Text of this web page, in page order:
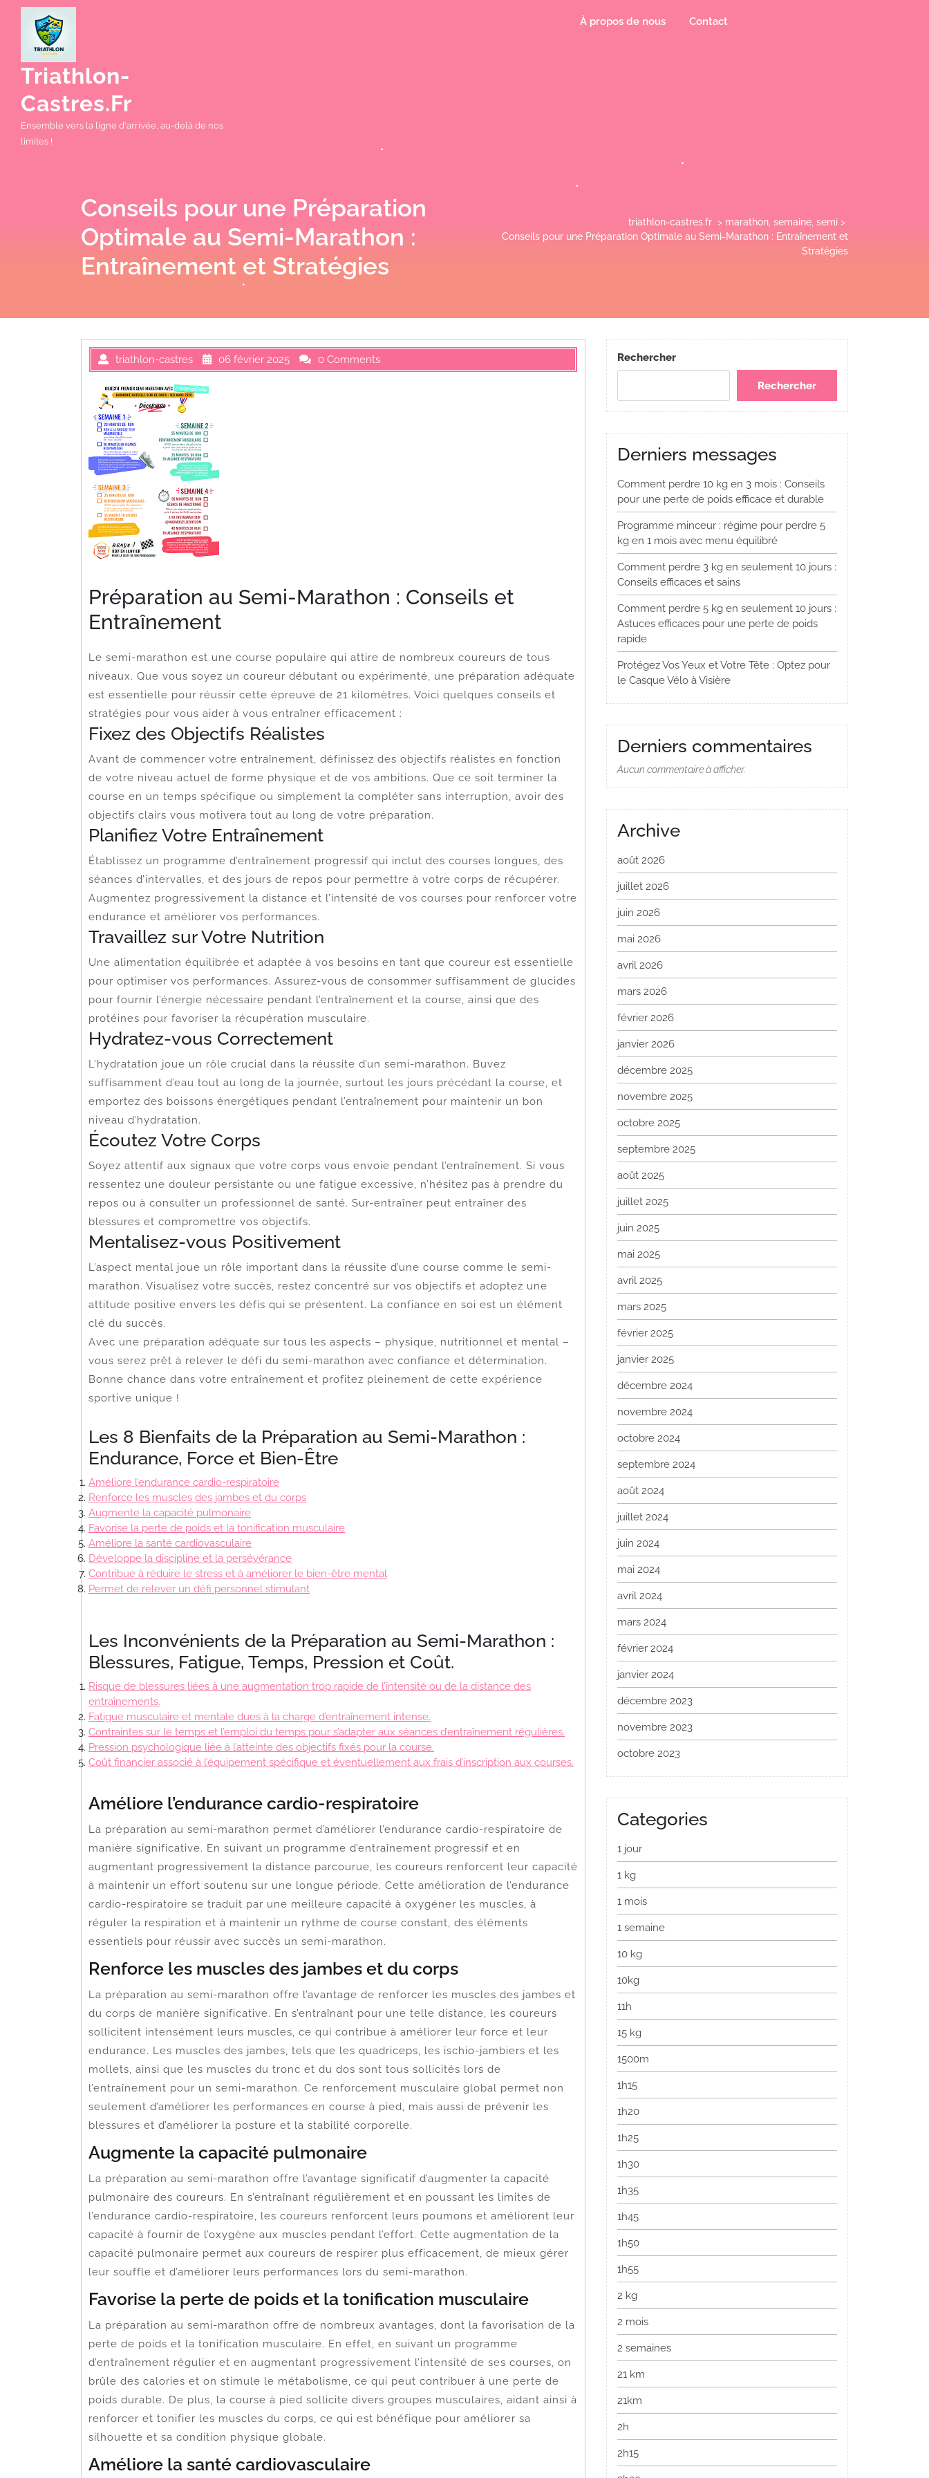
Triathlon-
Castres.fr
Ensemble vers la ligne d'arrivée, au-delà de nos
limites !
À propos de nous Contact
Conseils pour une Préparation
Optimale au Semi-Marathon :
Entraînement et Stratégies
triathlon-castres.fr > marathon, semaine, semi >
Conseils pour une Préparation Optimale au Semi-Marathon : Entraînement et
Stratégies
triathlon-castres 06 février 2025 0 Comments
Préparation au Semi-Marathon : Conseils et
Entraînement
Le semi-marathon est une course populaire qui attire de nombreux coureurs de tous
niveaux. Que vous soyez un coureur débutant ou expérimenté, une préparation adéquate
est essentielle pour réussir cette épreuve de 21 kilomètres. Voici quelques conseils et
stratégies pour vous aider à vous entraîner efficacement :
Fixez des Objectifs Réalistes
Avant de commencer votre entraînement, définissez des objectifs réalistes en fonction
de votre niveau actuel de forme physique et de vos ambitions. Que ce soit terminer la
course en un temps spécifique ou simplement la compléter sans interruption, avoir des
objectifs clairs vous motivera tout au long de votre préparation.
Planifiez Votre Entraînement
Établissez un programme d’entraînement progressif qui inclut des courses longues, des
séances d’intervalles, et des jours de repos pour permettre à votre corps de récupérer.
Augmentez progressivement la distance et l’intensité de vos courses pour renforcer votre
endurance et améliorer vos performances.
Travaillez sur Votre Nutrition
Une alimentation équilibrée et adaptée à vos besoins en tant que coureur est essentielle
pour optimiser vos performances. Assurez-vous de consommer suffisamment de glucides
pour fournir l’énergie nécessaire pendant l’entraînement et la course, ainsi que des
protéines pour favoriser la récupération musculaire.
Hydratez-vous Correctement
L’hydratation joue un rôle crucial dans la réussite d’un semi-marathon. Buvez
suffisamment d’eau tout au long de la journée, surtout les jours précédant la course, et
emportez des boissons énergétiques pendant l’entraînement pour maintenir un bon
niveau d’hydratation.
Écoutez Votre Corps
Soyez attentif aux signaux que votre corps vous envoie pendant l’entraînement. Si vous
ressentez une douleur persistante ou une fatigue excessive, n’hésitez pas à prendre du
repos ou à consulter un professionnel de santé. Sur-entraîner peut entraîner des
blessures et compromettre vos objectifs.
Mentalisez-vous Positivement
L’aspect mental joue un rôle important dans la réussite d’une course comme le semi-
marathon. Visualisez votre succès, restez concentré sur vos objectifs et adoptez une
attitude positive envers les défis qui se présentent. La confiance en soi est un élément
clé du succès.
Avec une préparation adéquate sur tous les aspects – physique, nutritionnel et mental –
vous serez prêt à relever le défi du semi-marathon avec confiance et détermination.
Bonne chance dans votre entraînement et profitez pleinement de cette expérience
sportive unique !
Les 8 Bienfaits de la Préparation au Semi-Marathon :
Endurance, Force et Bien-Être
Améliore l’endurance cardio-respiratoire
Renforce les muscles des jambes et du corps
Augmente la capacité pulmonaire
Favorise la perte de poids et la tonification musculaire
Améliore la santé cardiovasculaire
Développe la discipline et la persévérance
Contribue à réduire le stress et à améliorer le bien-être mental
Permet de relever un défi personnel stimulant
Les Inconvénients de la Préparation au Semi-Marathon :
Blessures, Fatigue, Temps, Pression et Coût.
Risque de blessures liées à une augmentation trop rapide de l’intensité ou de la distance des
entraînements.
Fatigue musculaire et mentale dues à la charge d’entraînement intense.
Contraintes sur le temps et l’emploi du temps pour s’adapter aux séances d’entraînement régulières.
Pression psychologique liée à l’atteinte des objectifs fixés pour la course.
Coût financier associé à l’équipement spécifique et éventuellement aux frais d’inscription aux courses.
Améliore l’endurance cardio-respiratoire
La préparation au semi-marathon permet d’améliorer l’endurance cardio-respiratoire de
manière significative. En suivant un programme d’entraînement progressif et en
augmentant progressivement la distance parcourue, les coureurs renforcent leur capacité
à maintenir un effort soutenu sur une longue période. Cette amélioration de l’endurance
cardio-respiratoire se traduit par une meilleure capacité à oxygéner les muscles, à
réguler la respiration et à maintenir un rythme de course constant, des éléments
essentiels pour réussir avec succès un semi-marathon.
Renforce les muscles des jambes et du corps
La préparation au semi-marathon offre l’avantage de renforcer les muscles des jambes et
du corps de manière significative. En s’entraînant pour une telle distance, les coureurs
sollicitent intensément leurs muscles, ce qui contribue à améliorer leur force et leur
endurance. Les muscles des jambes, tels que les quadriceps, les ischio-jambiers et les
mollets, ainsi que les muscles du tronc et du dos sont tous sollicités lors de
l’entraînement pour un semi-marathon. Ce renforcement musculaire global permet non
seulement d’améliorer les performances en course à pied, mais aussi de prévenir les
blessures et d’améliorer la posture et la stabilité corporelle.
Augmente la capacité pulmonaire
La préparation au semi-marathon offre l’avantage significatif d’augmenter la capacité
pulmonaire des coureurs. En s’entraînant régulièrement et en poussant les limites de
l’endurance cardio-respiratoire, les coureurs renforcent leurs poumons et améliorent leur
capacité à fournir de l’oxygène aux muscles pendant l’effort. Cette augmentation de la
capacité pulmonaire permet aux coureurs de respirer plus efficacement, de mieux gérer
leur souffle et d’améliorer leurs performances lors du semi-marathon.
Favorise la perte de poids et la tonification musculaire
La préparation au semi-marathon offre de nombreux avantages, dont la favorisation de la
perte de poids et la tonification musculaire. En effet, en suivant un programme
d’entraînement régulier et en augmentant progressivement l’intensité de ses courses, on
brûle des calories et on stimule le métabolisme, ce qui peut contribuer à une perte de
poids durable. De plus, la course à pied sollicite divers groupes musculaires, aidant ainsi à
renforcer et tonifier les muscles du corps, ce qui est bénéfique pour améliorer sa
silhouette et sa condition physique globale.
Améliore la santé cardiovasculaire
Rechercher
Rechercher
Derniers messages
Comment perdre 10 kg en 3 mois : Conseils
pour une perte de poids efficace et durable
Programme minceur : régime pour perdre 5
kg en 1 mois avec menu équilibré
Comment perdre 3 kg en seulement 10 jours :
Conseils efficaces et sains
Comment perdre 5 kg en seulement 10 jours :
Astuces efficaces pour une perte de poids
rapide
Protégez Vos Yeux et Votre Tête : Optez pour
le Casque Vélo à Visière
Derniers commentaires
Aucun commentaire à afficher.
Archive
août 2026
juillet 2026
juin 2026
mai 2026
avril 2026
mars 2026
février 2026
janvier 2026
décembre 2025
novembre 2025
octobre 2025
septembre 2025
août 2025
juillet 2025
juin 2025
mai 2025
avril 2025
mars 2025
février 2025
janvier 2025
décembre 2024
novembre 2024
octobre 2024
septembre 2024
août 2024
juillet 2024
juin 2024
mai 2024
avril 2024
mars 2024
février 2024
janvier 2024
décembre 2023
novembre 2023
octobre 2023
Categories
1 jour
1 kg
1 mois
1 semaine
10 kg
10kg
11h
15 kg
1500m
1h15
1h20
1h25
1h30
1h35
1h45
1h50
1h55
2 kg
2 mois
2 semaines
21 km
21km
2h
2h15